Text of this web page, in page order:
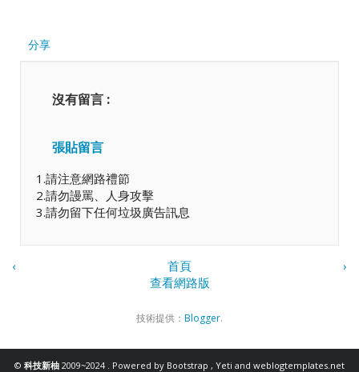
分享
沒有留言 :
張貼留言
1.請注意網路禮節
2.請勿謾罵、人身攻擊
3.請勿留下任何垃圾廣告訊息
‹ ›
首頁
查看網路版
技術提供： Blogger.
© 科技新柚 2009~2024 . Powered by Bootstrap , Yeti and weblogtemplates.net